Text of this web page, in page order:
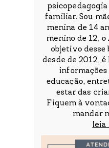
familiar. Sou
menina de 14
menino de 12, o
objetivo desse
desde de 2012,
informações
educação,
estar das
Fiquem à
mandar
leia